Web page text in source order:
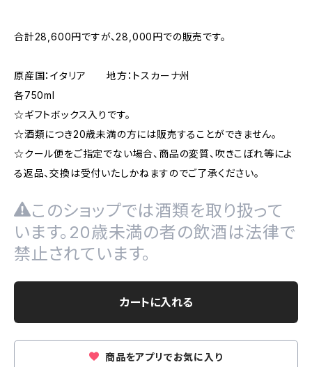
合計28,600円ですが、28,000円での販売です。
原産国：イタリア 地方：トスカーナ州
各750ml
☆ギフトボックス入りです。
☆酒類につき20歳未満の方には販売することができません。
☆クール便をご指定でない場合、商品の変質、吹きこぼれ等によ
る返品、交換は受付いたしかねますのでご了承ください。
このショップでは酒類を取り扱って
います。20歳未満の者の飲酒は法律で
禁止されています。
カートに入れる
商品をアプリでお気に入り